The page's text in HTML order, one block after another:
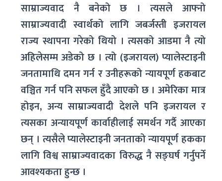
साम्राज्यवाद नै बनेको छ । त्यसले आफ्नो
साम्राज्यवादी स्वार्थको लागि जबर्जस्ती इजरायल
राज्य स्थापना गरेको थियो । त्यसको आडमा नै त्यो
अहिलेसम्म अडेको छ । त्यो (इजरायल) प्यालेस्टाइनी
जनतामाथि दमन गर्न र उनीहरूको न्यायपूर्ण हकबाट
वञ्चित गर्न पनि सफल हुँदै आएको छ । अमेरिका मात्र
होइन, अन्य साम्राज्यवादी देशले पनि इजरायल र
त्यसका अन्यायपूर्ण कार्वाहीलाई समर्थन गर्दै आएका
छन् । त्यसैले प्यालेस्टाइनी जनताको न्यायपूर्ण हकका
लागि विश्व साम्राज्यवादका विरुद्ध नै सङ्घर्ष गर्नुपर्ने
आवश्यकता हुन्छ ।